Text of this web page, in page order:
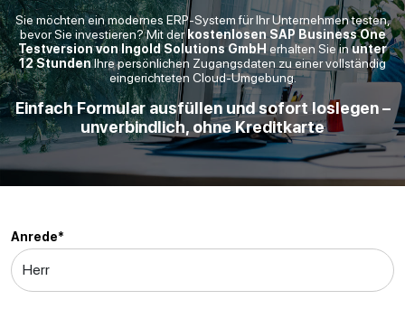
Sie möchten ein modernes ERP-System für Ihr Unternehmen testen,
bevor Sie investieren? Mit derkostenlosen SAP Business One
Testversion von Ingold Solutions GmbHerhalten Sie inunter
12 StundenIhre persönlichen Zugangsdaten zu einer vollständig
eingerichteten Cloud-Umgebung.
Einfach Formular ausfüllen und sofort loslegen –
unverbindlich, ohne Kreditkarte
Anrede*